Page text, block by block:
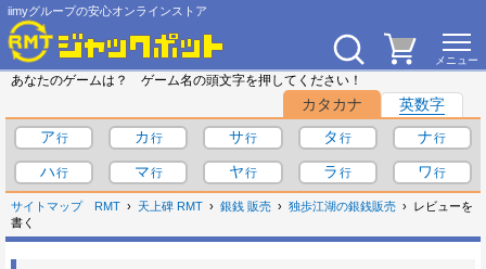
iimyグループの安心オンラインストア
あなたのゲームは？ ゲーム名の頭文字を押してください！
カタカナ
英数字
ア
カ サ タ
ナ
ハ
マ ヤ ラ ワ
サイトマップ RMT 天上碑 RMT 銀銭 販売 独歩江湖の銀銭販売
レビューを
書く